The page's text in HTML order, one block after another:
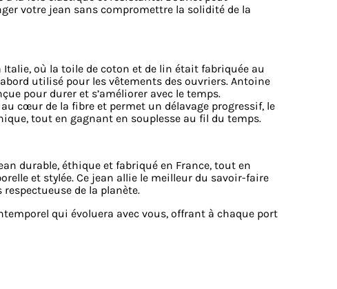
votre jean sans compromettre la solidité de la
Italie, où la toile de coton et de lin était fabriquée au
utilisé pour les vêtements des ouvriers. Antoine
pour durer et s’améliorer avec le temps.
cœur de la fibre et permet un délavage progressif, le
tout en gagnant en souplesse au fil du temps.
durable, éthique et fabriqué en France, tout en
et stylée. Ce jean allie le meilleur du savoir-faire
de la planète.
qui évoluera avec vous, offrant à chaque port